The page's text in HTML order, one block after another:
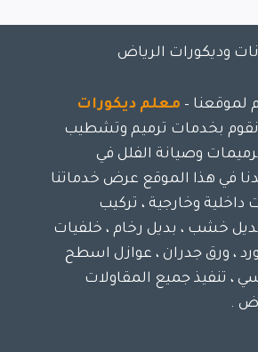
وديكورات الرياض
لموقعنا – معلم ديكورات
بخدمات ترميم وتشطيب
وصيانة الفلل في
في هذا الموقع عرض خدماتنا
وخارجية ، تركيب
خشب ، بديل رخام ، خلفيات
، ورق جدران ، عوازل اسطح
، تنفيذ جميع المقاولات
.